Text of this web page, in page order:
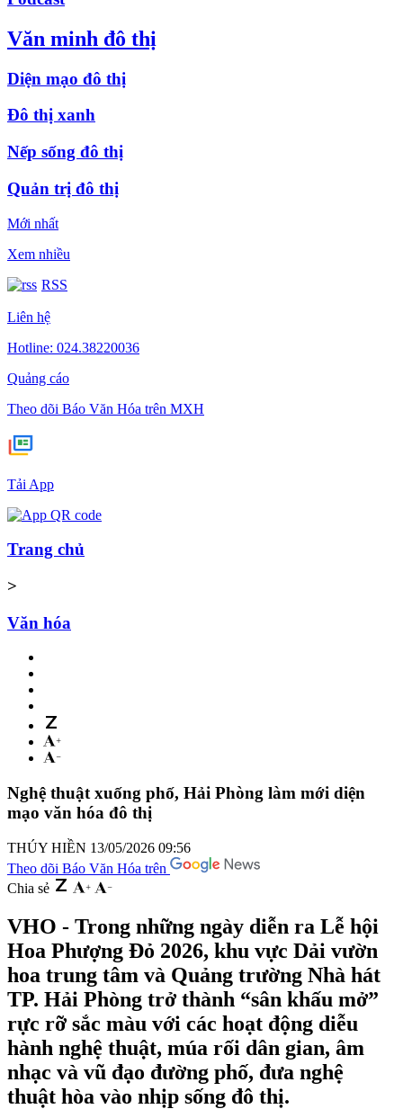
Văn minh đô thị
Diện mạo đô thị
Đô thị xanh
Nếp sống đô thị
Quản trị đô thị
Mới nhất
Xem nhiều
RSS
Liên hệ
Hotline: 024.38220036
Quảng cáo
Theo dõi Báo Văn Hóa trên MXH
Tải App
Trang chủ
>
Văn hóa
Nghệ thuật xuống phố, Hải Phòng làm mới diện
mạo văn hóa đô thị
THÚY HIỀN 13/05/2026 09:56
Theo dõi Báo Văn Hóa trên
Chia sẻ
VHO - Trong những ngày diễn ra Lễ hội
Hoa Phượng Đỏ 2026, khu vực Dải vườn
hoa trung tâm và Quảng trường Nhà hát
TP. Hải Phòng trở thành “sân khấu mở”
rực rỡ sắc màu với các hoạt động diễu
hành nghệ thuật, múa rối dân gian, âm
nhạc và vũ đạo đường phố, đưa nghệ
thuật hòa vào nhịp sống đô thị.